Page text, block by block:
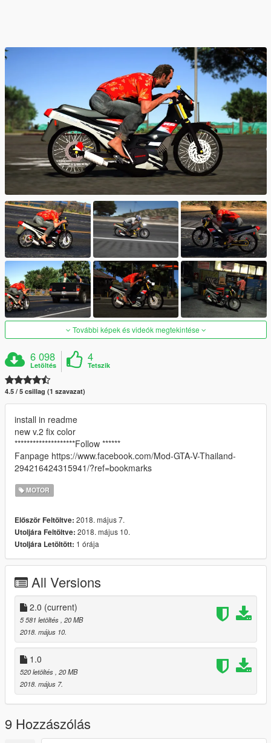
További képek és videók megtekintése
6 098
Letöltés
4
Tetszik
4.5 / 5 csillag (1 szavazat)
install in readme
new v.2 fix color
********************Follow ******
Fanpage https://www.facebook.com/Mod-GTA-V-Thailand-
294216424315941/?ref=bookmarks
MOTOR
Először Feltöltve: 2018. május 7.
Utoljára Feltöltve: 2018. május 10.
Utoljára Letöltött: 1 órája
All Versions
2.0 (current)
5 581 letöltés, 20 MB
2018. május 10.
1.0
520 letöltés, 20 MB
2018. május 7.
9 Hozzászólás